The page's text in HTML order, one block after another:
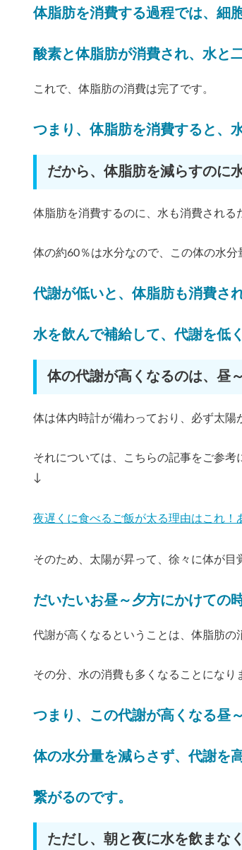
体脂肪を消費する過程では、細
酸素と体脂肪が消費され、水と
これで、体脂肪の消費は完了です。
つまり、体脂肪を消費すると、
だから、体脂肪を減らすのに
体脂肪を消費するのに、水も消費される
体の約60％は水分なので、この体の水分
代謝が低いと、体脂肪も消費さ
水を飲んで補給して、代謝を低
体の代謝が高くなるのは、昼
体は体内時計が備わっており、必ず太陽
それについては、こちらの記事をご参考
↓
夜遅くに食べるご飯が太る理由はこれ！
そのため、太陽が昇って、徐々に体が目
だいたいお昼～夕方にかけての
代謝が高くなるということは、体脂肪の
その分、水の消費も多くなることになり
つまり、この代謝が高くなる昼
体の水分量を減らさず、代謝を
繋がるのです。
ただし、朝と夜に水を飲まな